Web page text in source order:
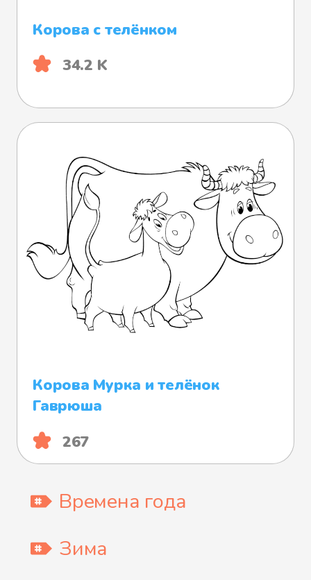
Корова с телёнком
34.2 K
Корова Мурка и телёнок
Гаврюша
267
Времена года
Зима